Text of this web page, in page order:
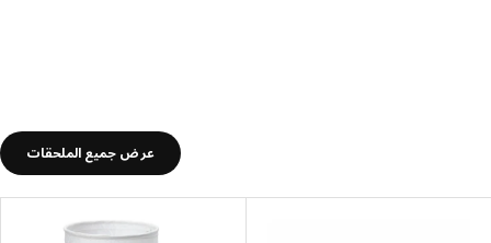
عرض جميع الملحقات